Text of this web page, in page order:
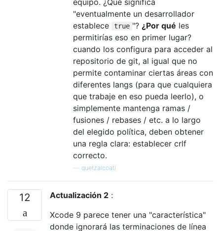
"eventualmente un desarrollador
establece
true "? ¿Por qué les
permitirías eso en primer lugar?
cuando los configura para acceder al
repositorio de git, al igual que no
permite contaminar ciertas áreas con
diferentes langs (para que cualquiera
que trabaje en eso pueda leerlo), o
simplemente mantenga ramas /
fusiones / rebases / etc. a lo largo
del elegido política, deben obtener
una regla clara: establecer crlf
correcto.
quetzalcoatl
12 Actualización 2 :
Xcode 9 parece tener una "característica"
donde ignorará las terminaciones de línea